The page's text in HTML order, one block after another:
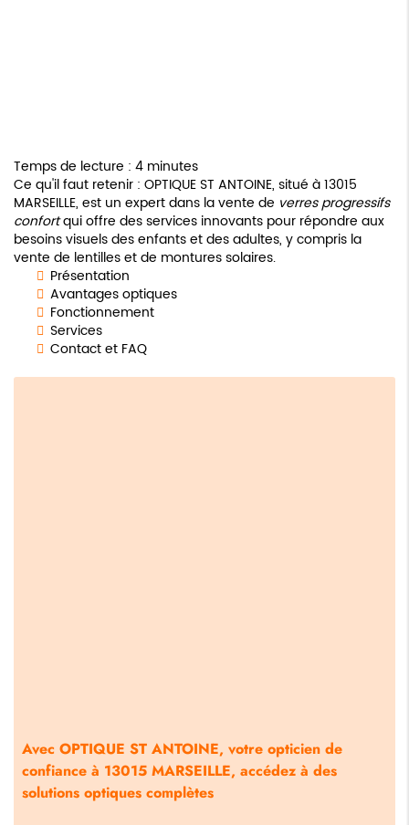
Temps de lecture : 4 minutes
Ce qu'il faut retenir : OPTIQUE ST ANTOINE, situé à 13015
MARSEILLE, est un expert dans la vente de verres progressifs
confortqui offre des services innovants pour répondre aux
besoins visuels des enfants et des adultes, y compris la
vente de lentilles et de montures solaires.
Présentation
Avantages optiques
Fonctionnement
Services
Contact et FAQ
Avec OPTIQUE ST ANTOINE, votre opticien de
confiance à 13015 MARSEILLE, accédez à des
solutions optiques complètes